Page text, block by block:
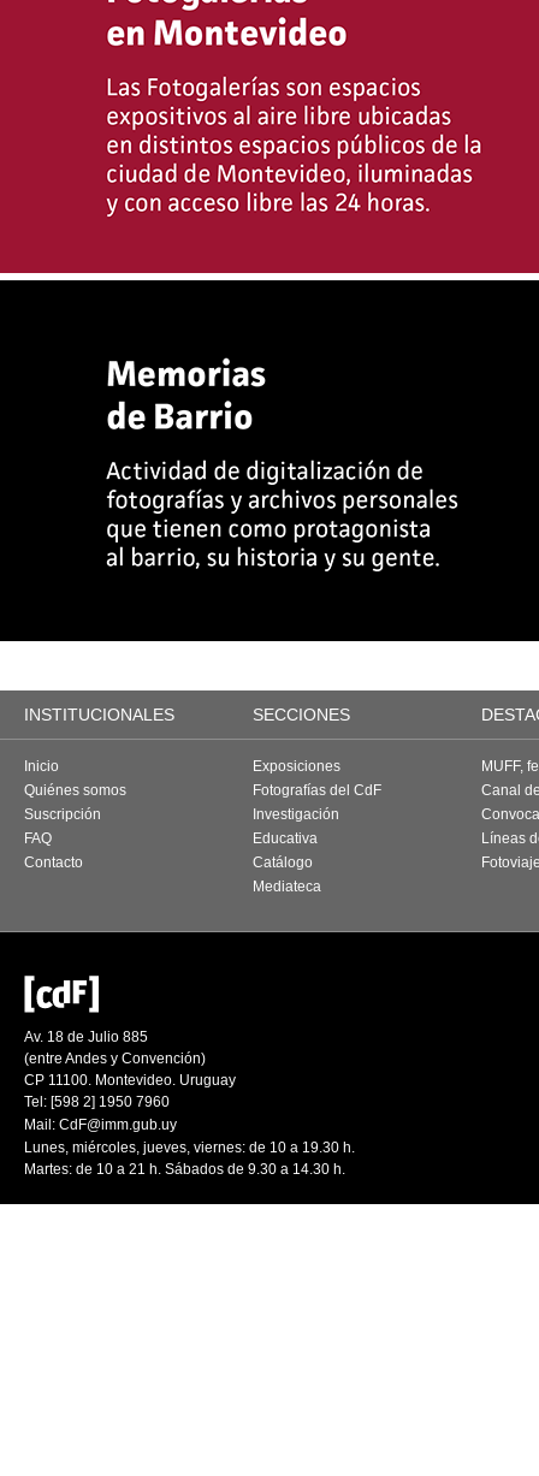
INSTITUCIONALES SECCIONES
Inicio
Quiénes somos
Suscripción
FAQ
Contacto
Exposiciones
Fotografías del CdF
Investigación
Educativa
Catálogo
Mediateca
MUFF,
Canal
Líneas
Av. 18 de Julio 885
(entre Andes y Convención)
CP 11100. Montevideo. Uruguay
Tel: [598 2] 1950 7960
Mail: CdF@imm.gub.uy
Lunes, miércoles, jueves, viernes: de 10 a 19.30 h.
Martes: de 10 a 21 h. Sábados de 9.30 a 14.30 h.